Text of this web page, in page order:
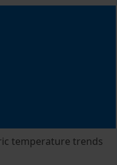
temperature trends